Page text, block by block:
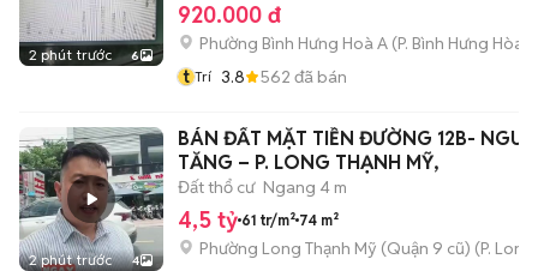
2 phút trước 6
920.000 đ
Phường Bình Hưng Hoà A (P. Bình Hưng Hòa
t Trí 3.8 562 đã bán
2 phút trước 4
BÁN ĐẤT MẶT TIỀN ĐƯỜNG 12B-
TĂNG – P. LONG THẠNH MỸ,
Đất thổ cư Ngang 4 m
4,5 tỷ 61 tr/m² 74 m²
Phường Long Thạnh Mỹ (Quận 9 cũ) (P.